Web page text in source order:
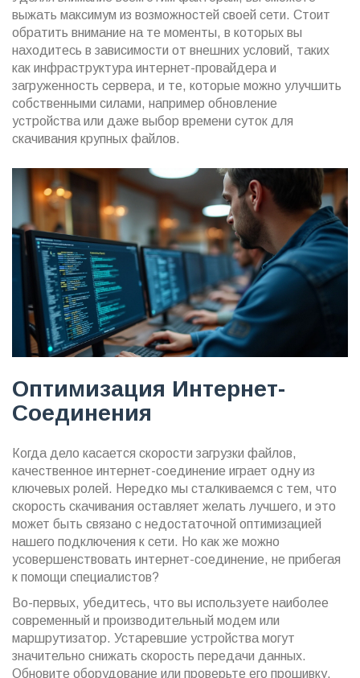
выжать максимум из возможностей своей сети. Стоит
обратить внимание на те моменты, в которых вы
находитесь в зависимости от внешних условий, таких
как инфраструктура интернет-провайдера и
загруженность сервера, и те, которые можно улучшить
собственными силами, например обновление
устройства или даже выбор времени суток для
скачивания крупных файлов.
Оптимизация Интернет-
Соединения
Когда дело касается скорости загрузки файлов,
качественное интернет-соединение играет одну из
ключевых ролей. Нередко мы сталкиваемся с тем, что
скорость скачивания оставляет желать лучшего, и это
может быть связано с недостаточной оптимизацией
нашего подключения к сети. Но как же можно
усовершенствовать интернет-соединение, не прибегая
к помощи специалистов?
Во-первых, убедитесь, что вы используете наиболее
современный и производительный модем или
маршрутизатор. Устаревшие устройства могут
значительно снижать скорость передачи данных.
Обновите оборудование или проверьте его прошивку,